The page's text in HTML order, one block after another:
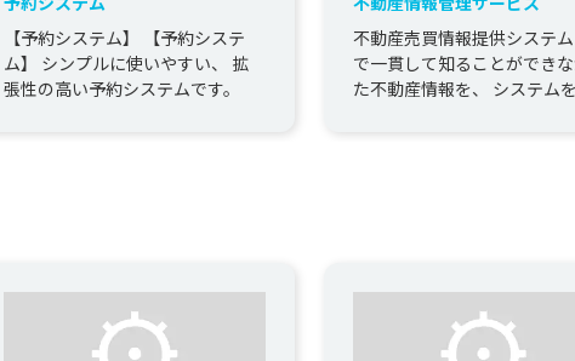
【予約システム】 【予約システ
ム】 シンプルに使いやすい、 拡
張性の高い予約システムです。
不動産売買情報提供システ
で一貫して知ることができ
た不動産情報を、 システム
ようになりました。 CSVも読